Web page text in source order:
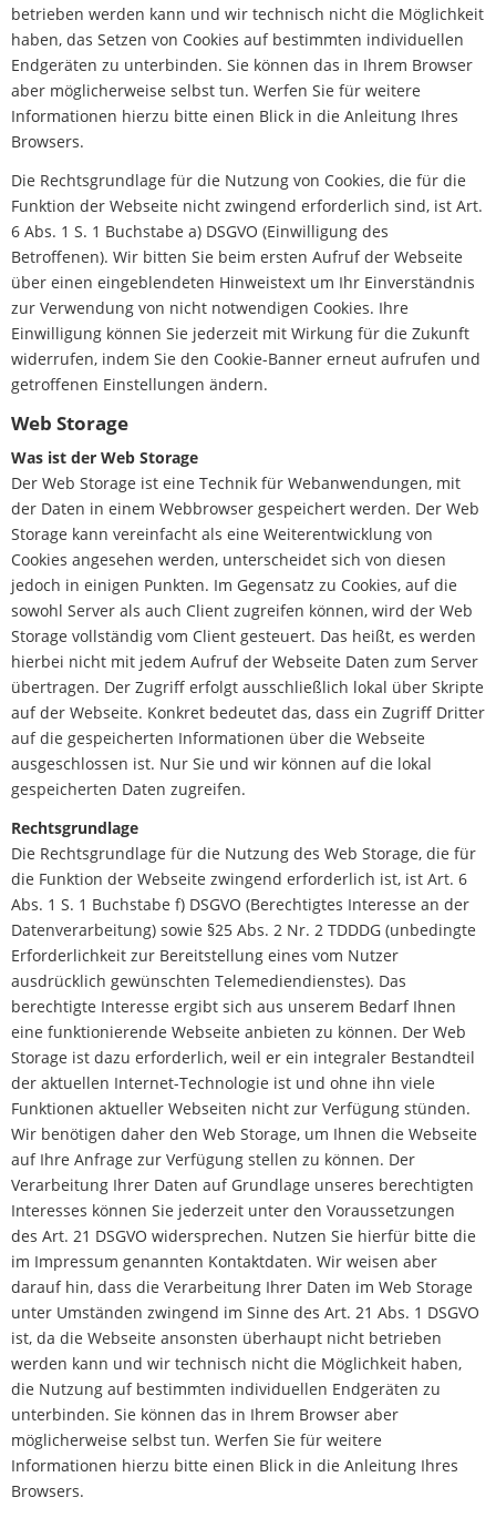
betrieben werden kann und wir technisch nicht die Möglichkeit
haben, das Setzen von Cookies auf bestimmten individuellen
Endgeräten zu unterbinden. Sie können das in Ihrem Browser
aber möglicherweise selbst tun. Werfen Sie für weitere
Informationen hierzu bitte einen Blick in die Anleitung Ihres
Browsers.
Die Rechtsgrundlage für die Nutzung von Cookies, die für die
Funktion der Webseite nicht zwingend erforderlich sind, ist Art.
6 Abs. 1 S. 1 Buchstabe a) DSGVO (Einwilligung des
Betroffenen). Wir bitten Sie beim ersten Aufruf der Webseite
über einen eingeblendeten Hinweistext um Ihr Einverständnis
zur Verwendung von nicht notwendigen Cookies. Ihre
Einwilligung können Sie jederzeit mit Wirkung für die Zukunft
widerrufen, indem Sie den Cookie-Banner erneut aufrufen und
getroffenen Einstellungen ändern.
Web Storage
Was ist der Web Storage
Der Web Storage ist eine Technik für Webanwendungen, mit
der Daten in einem Webbrowser gespeichert werden. Der Web
Storage kann vereinfacht als eine Weiterentwicklung von
Cookies angesehen werden, unterscheidet sich von diesen
jedoch in einigen Punkten. Im Gegensatz zu Cookies, auf die
sowohl Server als auch Client zugreifen können, wird der Web
Storage vollständig vom Client gesteuert. Das heißt, es werden
hierbei nicht mit jedem Aufruf der Webseite Daten zum Server
übertragen. Der Zugriff erfolgt ausschließlich lokal über Skripte
auf der Webseite. Konkret bedeutet das, dass ein Zugriff Dritter
auf die gespeicherten Informationen über die Webseite
ausgeschlossen ist. Nur Sie und wir können auf die lokal
gespeicherten Daten zugreifen.
Rechtsgrundlage
Die Rechtsgrundlage für die Nutzung des Web Storage, die für
die Funktion der Webseite zwingend erforderlich ist, ist Art. 6
Abs. 1 S. 1 Buchstabe f) DSGVO (Berechtigtes Interesse an der
Datenverarbeitung) sowie §25 Abs. 2 Nr. 2 TDDDG (unbedingte
Erforderlichkeit zur Bereitstellung eines vom Nutzer
ausdrücklich gewünschten Telemediendienstes). Das
berechtigte Interesse ergibt sich aus unserem Bedarf Ihnen
eine funktionierende Webseite anbieten zu können. Der Web
Storage ist dazu erforderlich, weil er ein integraler Bestandteil
der aktuellen Internet-Technologie ist und ohne ihn viele
Funktionen aktueller Webseiten nicht zur Verfügung stünden.
Wir benötigen daher den Web Storage, um Ihnen die Webseite
auf Ihre Anfrage zur Verfügung stellen zu können. Der
Verarbeitung Ihrer Daten auf Grundlage unseres berechtigten
Interesses können Sie jederzeit unter den Voraussetzungen
des Art. 21 DSGVO widersprechen. Nutzen Sie hierfür bitte die
im Impressum genannten Kontaktdaten. Wir weisen aber
darauf hin, dass die Verarbeitung Ihrer Daten im Web Storage
unter Umständen zwingend im Sinne des Art. 21 Abs. 1 DSGVO
ist, da die Webseite ansonsten überhaupt nicht betrieben
werden kann und wir technisch nicht die Möglichkeit haben,
die Nutzung auf bestimmten individuellen Endgeräten zu
unterbinden. Sie können das in Ihrem Browser aber
möglicherweise selbst tun. Werfen Sie für weitere
Informationen hierzu bitte einen Blick in die Anleitung Ihres
Browsers.